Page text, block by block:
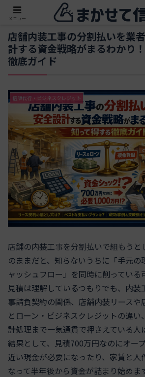
店舗内装工事の分割払いを業
計する資金戦略がまるわかり
徹底ガイド
信販代行・ビジネスクレジット
店舗の内装工事を分割払いで組もう
のままだと、知らないうちに「手元の
ャッシュフロー」を同時に削っている
見積は理解しているつもりでも、内装
事請負契約の関係、店舗内装リースや
とローン・ビジネスクレジットの違
計処理まで一気通貫で押さえている人
結果として、見積700万円なのにオー
近い現金が必要になったり、家賃と人
なって半年後から資金が詰まり始めま
メニュー